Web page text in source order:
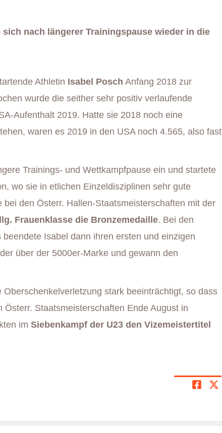
nach längerer Trainingspause wieder in die
Athletin Isabel Posch Anfang 2018 zur
wurde die seither sehr positiv verlaufende
Aufenthalt 2019. Hatte sie 2018 noch eine
waren es 2019 in den USA noch 4.565, also fast
Trainings- und Wettkampfpause ein und startete
wo sie in etlichen Einzeldisziplinen sehr gute
den Österr. Hallen-Staatsmeisterschaften mit der
Frauenklasse die Bronzemedaille. Bei den
Isabel dann ihren ersten und einzigen
über der 5000er-Marke und gewann den
stark beeinträchtigt, so dass
Staatsmeisterschaften Ende August in
im Siebenkampf der U23 den Vizemeistertitel